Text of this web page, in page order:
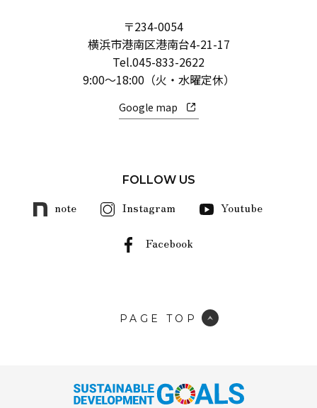
〒234-0054
横浜市港南区港南台4-21-17
Tel.045-833-2622
9:00～18:00（火・水曜定休）
Google map
FOLLOW US
note Instagram Youtube
Facebook
PAGE TOP